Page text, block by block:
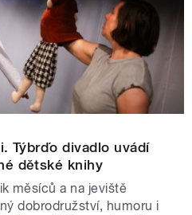
Týbrďo divadlo uvádí
dětské knihy
měsíců a na jeviště
dobrodružství, humoru i